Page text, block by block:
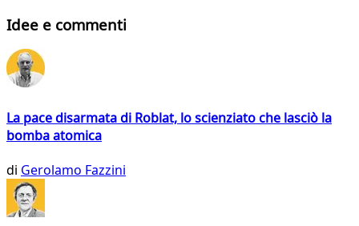
Idee e commenti
La pace disarmata di Roblat, lo scienziato che lasciò la
bomba atomica
di Gerolamo Fazzini